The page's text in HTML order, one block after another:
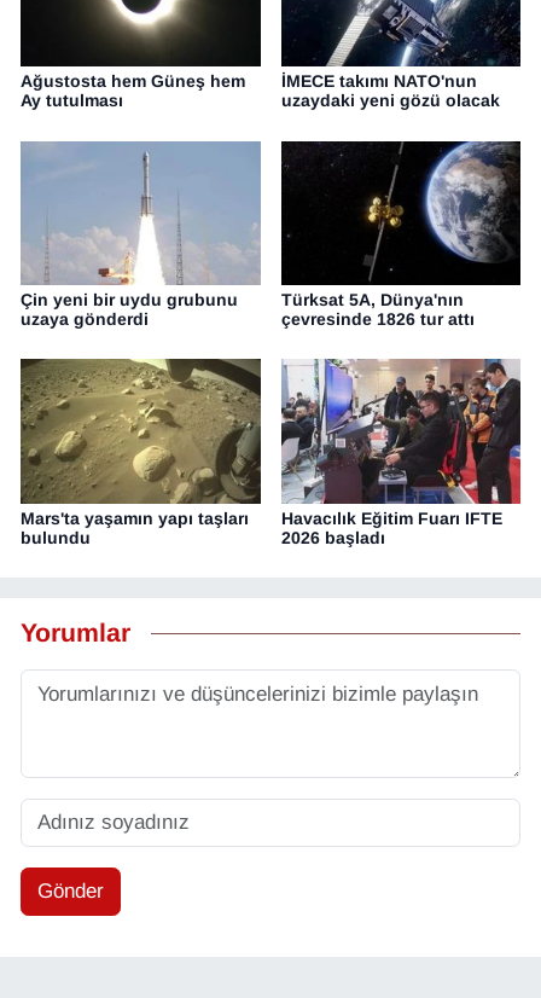
Ağustosta hem Güneş hem
Ay tutulması
İMECE takımı NATO'nun
uzaydaki yeni gözü olacak
Çin yeni bir uydu grubunu
uzaya gönderdi
Türksat 5A, Dünya'nın
çevresinde 1826 tur attı
Mars'ta yaşamın yapı taşları
bulundu
Havacılık Eğitim Fuarı IFTE
2026 başladı
Yorumlar
Gönder